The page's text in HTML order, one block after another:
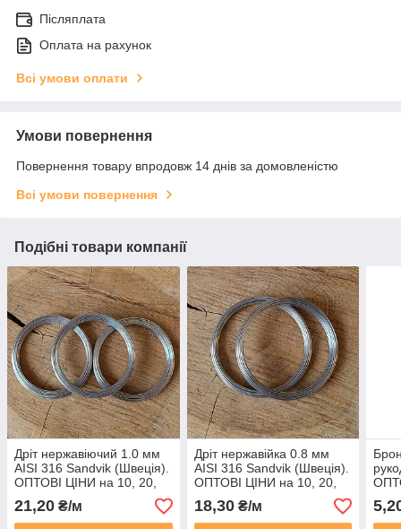
Післяплата
Оплата на рахунок
Всі умови оплати
Умови повернення
Повернення товару впродовж 14 днів за домовленістю
Всі умови повернення
Подібні товари компанії
Дріт нержавіючий 1.0 мм
AISI 316 Sandvik (Швеція).
ОПТОВІ ЦІНИ на 10, 20,
50, 100, 200 метрів
21,20 ₴/м
Дріт нержавійка 0.8 мм
AISI 316 Sandvik (Швеція).
ОПТОВІ ЦІНИ на 10, 20,
50, 100, 200 метрів
18,30₴/м
50,